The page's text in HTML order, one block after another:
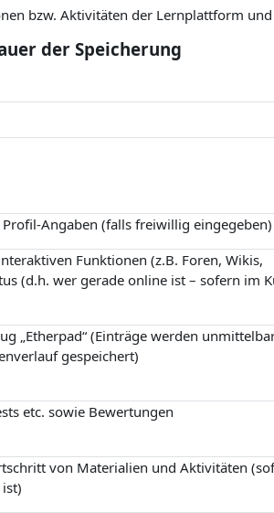
bzw. Aktivitäten der Lernplattform
der Speicherung
Angaben (falls freiwillig eingegeben)
Funktionen (z.B. Foren, Wikis,
(d.h. wer gerade online ist – sofern im
„Etherpad“ (Einträge werden
gespeichert)
etc. sowie Bewertungen
von Materialien und Aktivitäten